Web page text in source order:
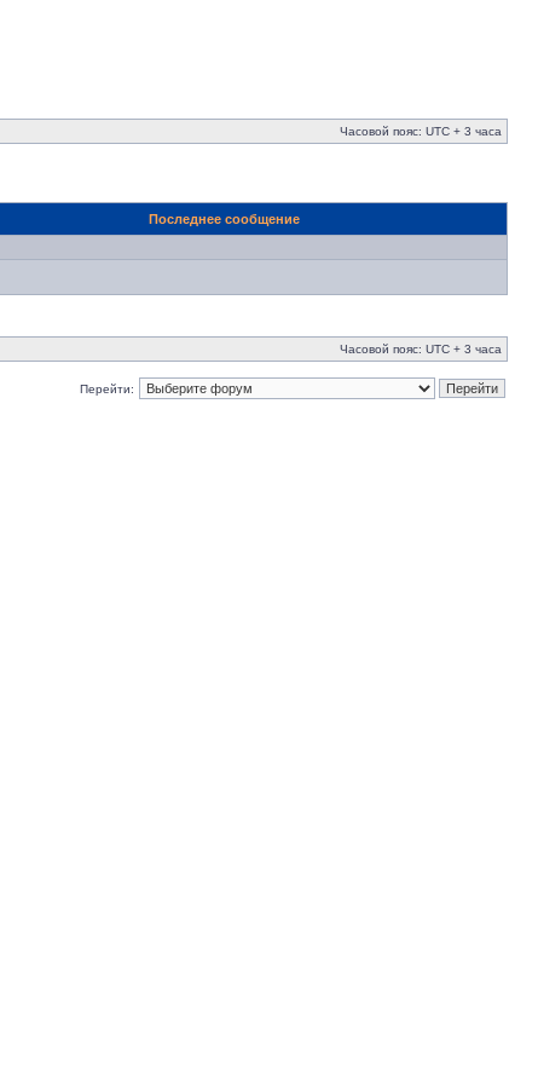
Часовой пояс: UTC + 3 часа
Последнее сообщение
Часовой пояс: UTC + 3 часа
Перейти: